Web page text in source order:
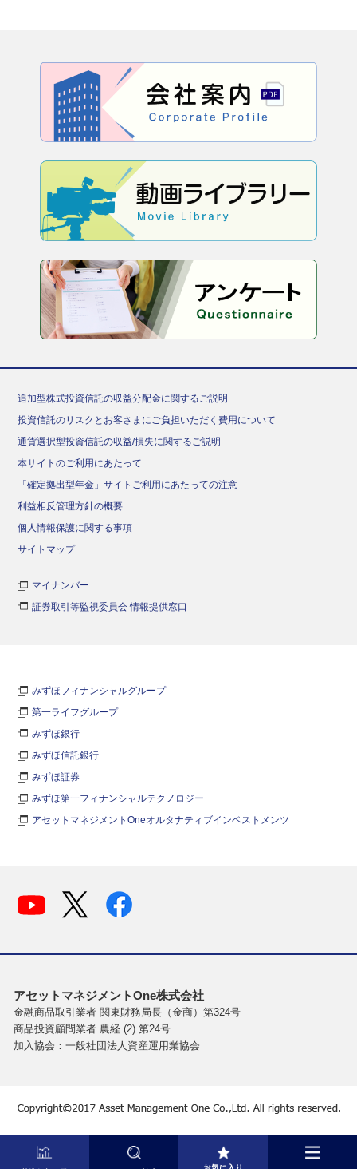
追加型株式投資信託の収益分配金に関するご説明
投資信託のリスクとお客さまにご負担いただく費用について
通貨選択型投資信託の収益/損失に関するご説明
本サイトのご利用にあたって
「確定拠出型年金」サイトご利用にあたっての注意
利益相反管理方針の概要
個人情報保護に関する事項
サイトマップ
マイナンバー
証券取引等監視委員会 情報提供窓口
みずほフィナンシャルグループ
第一ライフグループ
みずほ銀行
みずほ信託銀行
みずほ証券
みずほ第一フィナンシャルテクノロジー
アセットマネジメントOneオルタナティブインベストメンツ
アセットマネジメントOne株式会社
金融商品取引業者 関東財務局長（金商）第324号
商品投資顧問業者 農経 (2) 第24号
加入協会：一般社団法人資産運用業協会